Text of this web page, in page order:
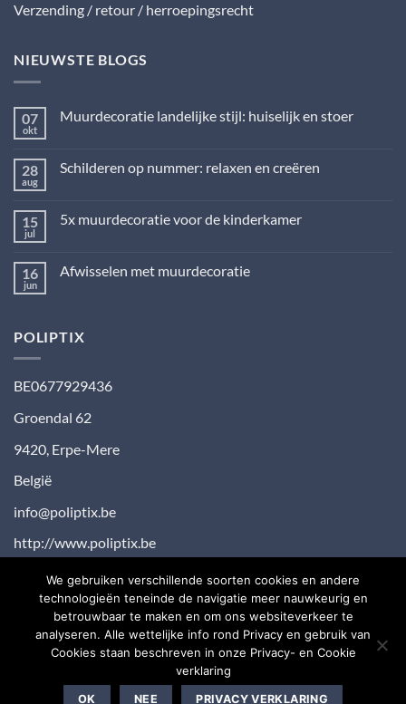
Verzending / retour / herroepingsrecht
NIEUWSTE BLOGS
07
okt
Muurdecoratie landelijke stijl: huiselijk en stoer
Muurdecoratie
en
stoer
28
aug
Schilderen op nummer: relaxen en creëren
Schilderen
en
creëren
15
jul
5x muurdecoratie voor de kinderkamer
5x
16
jun
Afwisselen met muurdecoratie
met
POLIPTIX
BE0677929436
Groendal 62
9420 Erpe-Mere
België
info@poliptix.be
http://www.poliptix.be
Visa PayPal MasterCardBancontactBank
Transfer
IDeal
Sepa Sofort
CONTACT
We gebruiken verschillende soorten cookies en andere
technologieën teneinde de navigatie meer nauwkeurig en
betrouwbaar te maken en om ons websiteverkeer te
analyseren. Alle wettelijke info rond Privacy en gebruik van
Cookies staan beschreven in onze Privacy- en Cookie
verklaring
OK NEE PRIVACY VERKLARING